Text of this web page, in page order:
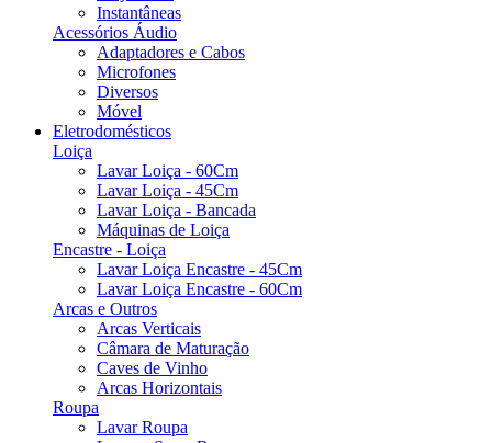
Instantâneas
Acessórios Áudio
Adaptadores e Cabos
Microfones
Diversos
Móvel
Eletrodomésticos
Loiça
Lavar Loiça - 60Cm
Lavar Loiça - 45Cm
Lavar Loiça - Bancada
Máquinas de Loiça
Encastre - Loiça
Lavar Loiça Encastre - 45Cm
Lavar Loiça Encastre - 60Cm
Arcas e Outros
Arcas Verticais
Câmara de Maturação
Caves de Vinho
Arcas Horizontais
Roupa
Lavar Roupa